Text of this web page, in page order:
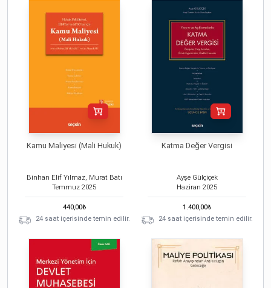
Kamu Maliyesi (Mali Hukuk)
Binhan Elif Yılmaz, Murat Batı
Temmuz 2025
440,00₺
24 saat içerisinde temin edilir.
Katma Değer Vergisi
Ayşe Gülçiçek
Haziran 2025
1.400,00₺
24 saat içerisinde temin edilir.